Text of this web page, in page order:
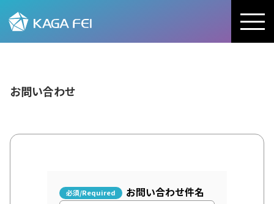
お問い合わせ
お問い合わせ件名